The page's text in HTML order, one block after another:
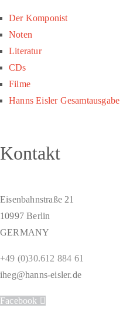
Der Komponist
Noten
Literatur
CDs
Filme
Hanns Eisler Gesamtausgabe
Kontakt
Eisenbahnstraße 21
10997 Berlin
GERMANY
+49 (0)30.612 884 61
iheg@hanns-eisler.de
Facebook